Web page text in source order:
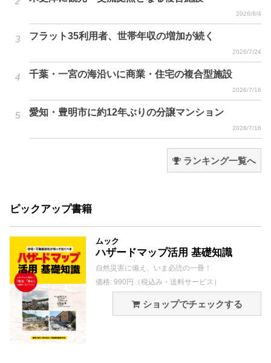
2026/8/4
フラット35利用者、世帯年収の増加が続く
2026/7/24
千葉・一宮の海沿いに商業・住宅の複合型施設
2026/7/16
愛知・豊明市に約12年ぶりの分譲マンション
2026/7/16
ランキング一覧へ
ピックアップ書籍
ムック
ハザードマップ活用 基礎知識
自然災害に備え、いま必読の一冊！
価格: 990円（税込み・送料サービス）
ショップでチェックする